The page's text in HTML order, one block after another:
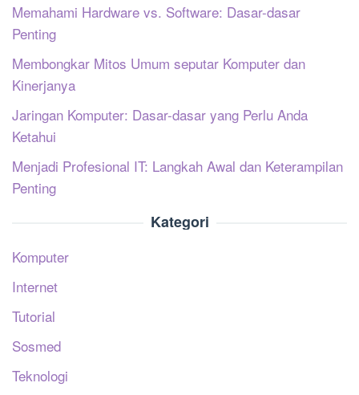
Memahami Hardware vs. Software: Dasar-dasar
Penting
Membongkar Mitos Umum seputar Komputer dan
Kinerjanya
Jaringan Komputer: Dasar-dasar yang Perlu Anda
Ketahui
Menjadi Profesional IT: Langkah Awal dan Keterampilan
Penting
Kategori
Komputer
Internet
Tutorial
Sosmed
Teknologi